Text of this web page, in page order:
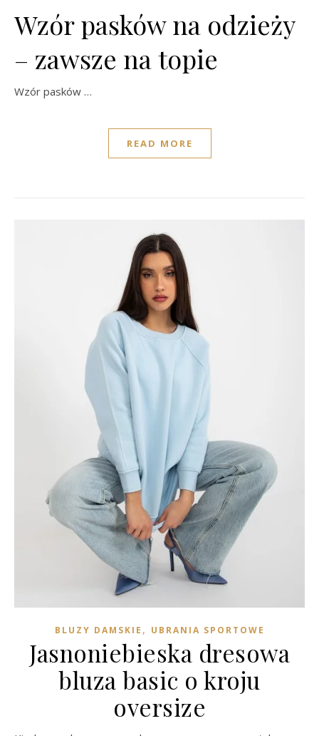
Wzór pasków na odzieży
– zawsze na topie
Wzór pasków …
READ MORE
BLUZY DAMSKIE , UBRANIA SPORTOWE
Jasnoniebieska dresowa
bluza basic o kroju
oversize